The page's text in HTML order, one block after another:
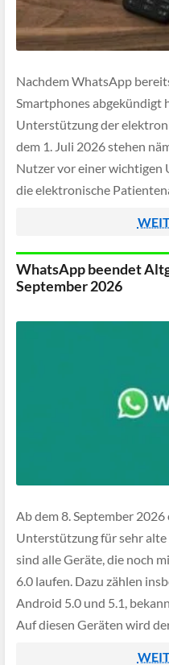
Nachdem WhatsApp
Smartphones abgekündigt
Unterstützung der
dem 1. Juli 2026 stehen
Nutzer vor einer wichtigen
die elektronische
Geräte mit Android 13,
WhatsApp beendet
September 2026
Ab dem 8. September
Unterstützung für sehr
sind alle Geräte, die noch
6.0 laufen. Dazu zählen
Android 5.0 und 5.1,
Auf diesen Geräten wird